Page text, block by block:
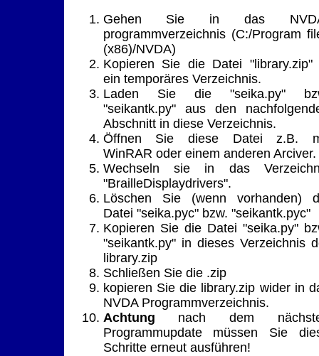
Gehen Sie in das
programmverzeichnis (C:/Program
(x86)/NVDA)
Kopieren Sie die Datei "library.zip"
ein temporäres Verzeichnis.
Laden Sie die "seika.py"
"seikantk.py" aus den
Abschnitt in diese Verzeichnis.
Öffnen Sie diese Datei z.B.
WinRAR oder einem anderen Arciver.
Wechseln sie in das
"BrailleDisplaydrivers".
Löschen Sie (wenn vorhanden)
Datei "seika.pyc" bzw. "seikantk.pyc"
Kopieren Sie die Datei "seika.py"
"seikantk.py" in dieses Verzeichnis
library.zip
Schließen Sie die .zip
kopieren Sie die library.zip wider in
NVDA Programmverzeichnis.
Achtung nach dem
Programmupdate müssen Sie
Schritte erneut ausführen!